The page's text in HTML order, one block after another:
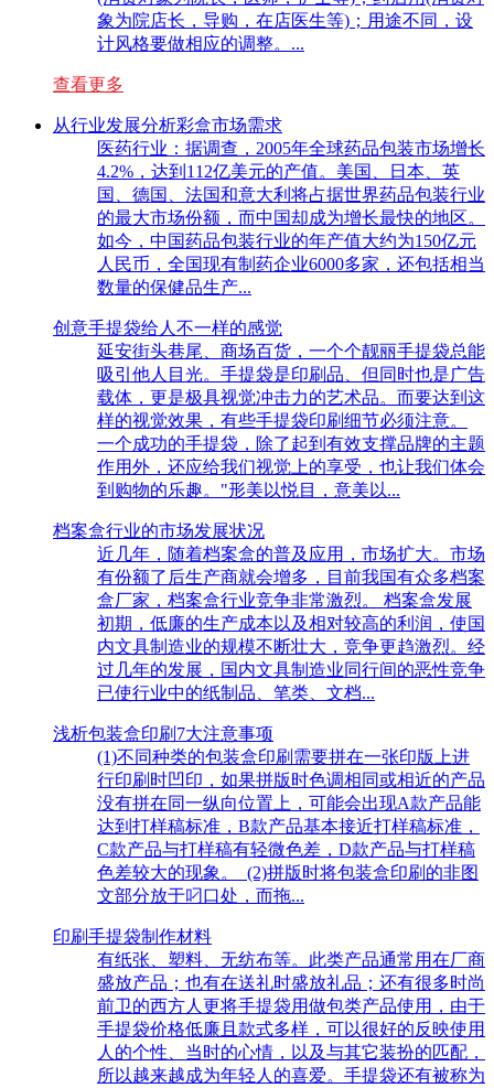
象为院店长，导购，在店医生等)；用途不同，设
计风格要做相应的调整。...
查看更多
从行业发展分析彩盒市场需求
医药行业：据调查，2005年全球药品包装市场增长
4.2%，达到112亿美元的产值。美国、日本、英
国、德国、法国和意大利将占据世界药品包装行业
的最大市场份额，而中国却成为增长最快的地区。
如今，中国药品包装行业的年产值大约为150亿元
人民币，全国现有制药企业6000多家，还包括相当
数量的保健品生产...
创意手提袋给人不一样的感觉
延安街头巷尾、商场百货，一个个靓丽手提袋总能
吸引他人目光。手提袋是印刷品、但同时也是广告
载体，更是极具视觉冲击力的艺术品。而要达到这
样的视觉效果，有些手提袋印刷细节必须注意。
一个成功的手提袋，除了起到有效支撑品牌的主题
作用外，还应给我们视觉上的享受，也让我们体会
到购物的乐趣。"形美以悦目，意美以...
档案盒行业的市场发展状况
近几年，随着档案盒的普及应用，市场扩大。市场
有份额了后生产商就会增多，目前我国有众多档案
盒厂家，档案盒行业竞争非常激烈。 档案盒发展
初期，低廉的生产成本以及相对较高的利润，使国
内文具制造业的规模不断壮大，竞争更趋激烈。经
过几年的发展，国内文具制造业同行间的恶性竞争
已使行业中的纸制品、笔类、文档...
浅析包装盒印刷7大注意事项
(1)不同种类的包装盒印刷需要拼在一张印版上进
行印刷时凹印，如果拼版时色调相同或相近的产品
没有拼在同一纵向位置上，可能会出现A款产品能
达到打样稿标准，B款产品基本接近打样稿标准，
C款产品与打样稿有轻微色差，D款产品与打样稿
色差较大的现象。 (2)拼版时将包装盒印刷的非图
文部分放于叼口处，而拖...
印刷手提袋制作材料
有纸张、塑料、无纺布等。此类产品通常用在厂商
盛放产品；也有在送礼时盛放礼品；还有很多时尚
前卫的西方人更将手提袋用做包类产品使用，由于
手提袋价格低廉且款式多样，可以很好的反映使用
人的个性、当时的心情，以及与其它装扮的匹配，
所以越来越成为年轻人的喜爱。手提袋还有被称为